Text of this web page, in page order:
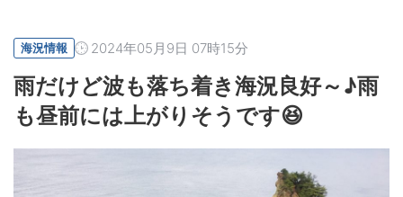
海況情報 2024年05月9日 07時15分
雨だけど波も落ち着き海況良好～♪雨
も昼前には上がりそうです😆